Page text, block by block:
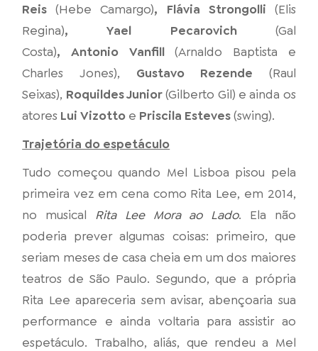
Reis(Hebe Camargo), Flávia Strongolli (Elis
Regina), Yael Pecarovich (Gal
Costa), Antonio Vanfill(Arnaldo Baptista e
Charles Jones), Gustavo Rezende (Raul
Seixas), Roquildes Junior(Gilberto Gil) e ainda os
atores Lui Vizotto e Priscila Esteves(swing).
Trajetória do espetáculo
Tudo começou quando Mel Lisboa pisou pela
primeira vez em cena como Rita Lee, em 2014,
no musical Rita Lee Mora ao Lado. Ela não
poderia prever algumas coisas: primeiro, que
seriam meses de casa cheia em um dos maiores
teatros de São Paulo. Segundo, que a própria
Rita Lee apareceria sem avisar, abençoaria sua
performance e ainda voltaria para assistir ao
espetáculo. Trabalho, aliás, que rendeu a Mel